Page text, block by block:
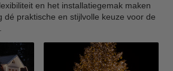
en het installatiegemak maken
dé praktische en stijlvolle keuze voor de